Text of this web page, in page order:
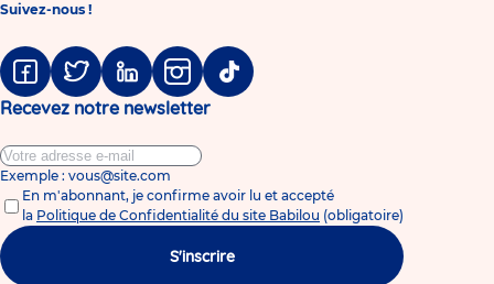
Suivez-nous !
FacebookTwitter LinkedinInstagramTiktok
Recevez notre newsletter
Exemple : vous@site.com
En m'abonnant, je confirme avoir lu et accepté
la Politique de Confidentialité du site Babilou (obligatoire)
S'inscrire